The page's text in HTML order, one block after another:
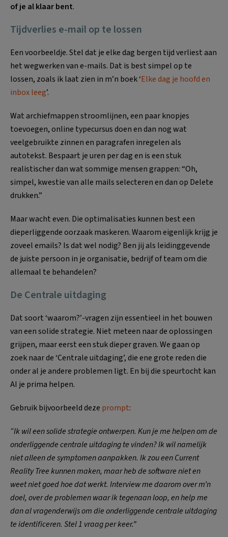
of je al klaar bent.
Tijdverlies e-mail op te lossen
Een voorbeeldje. Stel dat je elke dag bergen tijd verliest aan
het wegwerken van e-mails. Dat is best simpel op te
lossen, zoals ik laat zien in m’n boek ‘Elke dag je hoofd en
inbox leeg’.
Wat archiefmappen stroomlijnen, een paar knopjes
toevoegen, online typecursus doen en dan nog wat
veelgebruikte zinnen en paragrafen inregelen als
autotekst. Bespaart je uren per dag en is een stuk
realistischer dan wat sommige mensen grappen: “Oh,
simpel, kwestie van alle mails selecteren en dan op Delete
drukken.”
Maar wacht even. Die optimalisaties kunnen best een
dieperliggende oorzaak maskeren. Waarom eigenlijk krijg je
zoveel emails? Is dat wel nodig? Ben jij als leidinggevende
de juiste persoon in je organisatie, bedrijf of team om die
allemaal te behandelen?
De Centrale uitdaging
Dat soort ‘waarom?’-vragen zijn essentieel in het bouwen
van een solide strategie. Niet meteen naar de oplossingen
grijpen, maar eerst een stuk dieper graven. We gaan op
zoek naar de ‘Centrale uitdaging’, die ene grote reden die
onder al je andere problemen ligt. En bij die speurtocht kan
AI je prima helpen.
Gebruik bijvoorbeeld deze prompt:
“Ik wil een solide strategie ontwerpen. Kun je me helpen om de
onderliggende centrale uitdaging te vinden? Ik wil namelijk
niet alleen de symptomen aanpakken. Ik zou een Current
Reality Tree kunnen maken, maar heb de software niet en
weet niet goed hoe dat werkt. Interview me daarom over m’n
doel, over de problemen waar ik tegenaan loop, en help me
dan al vragenderwijs om die onderliggende centrale uitdaging
te identificeren. Stel 1 vraag per keer.”